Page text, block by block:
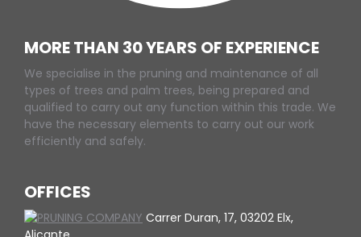
MORE THAN 30 YEARS OF EXPERIENCE
We specialise in the pruning and maintenance of all
types of trees and palm trees, being prepared and
qualified to carry out any function within this trade. We
have the necessary elements to carry out our work
efficiently and safely.
OFFICES
Carrer Duran, 17, 03202 Elx,